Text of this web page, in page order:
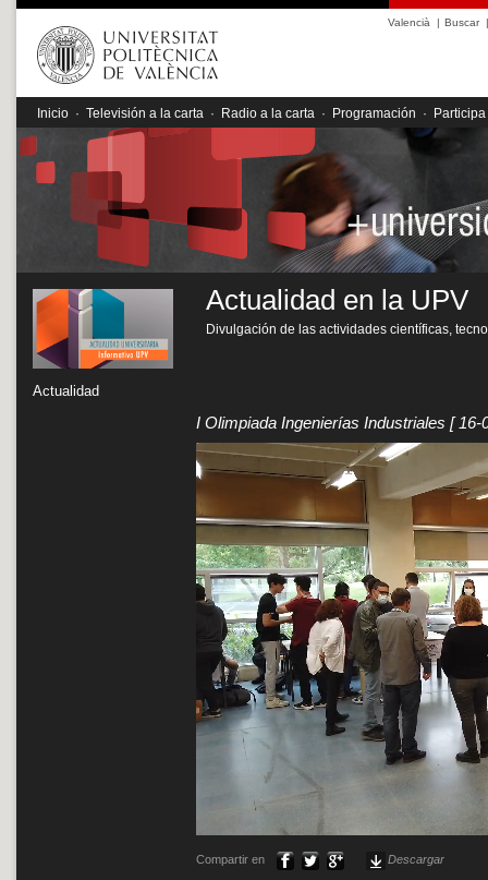
Valencià | Buscar|
Inicio · Televisión a la carta · Radio a la carta · Programación · Participa
Actualidad
Actualidad en la UPV
Divulgación de las actividades científicas,
I Olimpiada Ingenierías Industriales [ 16-
Compartir en Descargar